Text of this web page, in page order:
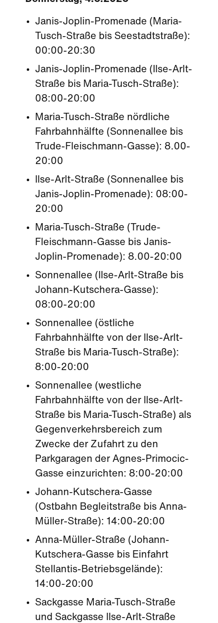
Janis-Joplin-Promenade (Maria-
Tusch-Straße bis Seestadtstraße):
00:00-20:30
Janis-Joplin-Promenade (Ilse-Arlt-
Straße bis Maria-Tusch-Straße):
08:00-20:00
Maria-Tusch-Straße nördliche
Fahrbahnhälfte (Sonnenallee bis
Trude-Fleischmann-Gasse): 8.00-
20:00
Ilse-Arlt-Straße (Sonnenallee bis
Janis-Joplin-Promenade): 08:00-
20:00
Maria-Tusch-Straße (Trude-
Fleischmann-Gasse bis Janis-
Joplin-Promenade): 8.00-20:00
Sonnenallee (Ilse-Arlt-Straße bis
Johann-Kutschera-Gasse):
08:00-20:00
Sonnenallee (östliche
Fahrbahnhälfte von der Ilse-Arlt-
Straße bis Maria-Tusch-Straße):
8:00-20:00
Sonnenallee (westliche
Fahrbahnhälfte von der Ilse-Arlt-
Straße bis Maria-Tusch-Straße) als
Gegenverkehrsbereich zum
Zwecke der Zufahrt zu den
Parkgaragen der Agnes-Primocic-
Gasse einzurichten: 8:00-20:00
Johann-Kutschera-Gasse
(Ostbahn Begleitstraße bis Anna-
Müller-Straße): 14:00-20:00
Anna-Müller-Straße (Johann-
Kutschera-Gasse bis Einfahrt
Stellantis-Betriebsgelände):
14:00-20:00
Sackgasse Maria-Tusch-Straße
und Sackgasse Ilse-Arlt-Straße